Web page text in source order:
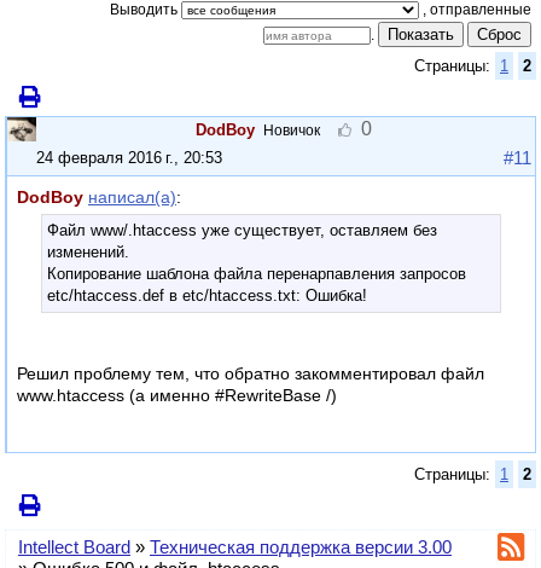
Выводить
Показать
Сброс
Страницы:
1 2
DodBoy Новичок 0
24 февраля 2016 г., 20:53 #11
DodBoy написал(а):
Файл www/.htaccess уже существует, оставляем без
изменений.
Копирование шаблона файла перенарпавления запросов
etc/htaccess.def в etc/htaccess.txt: Ошибка!
Решил проблему тем, что обратно закомментировал файл
www.htaccess (а именно #RewriteBase /)
Страницы: 1 2
Intellect Board » Техническая поддержка версии 3.00